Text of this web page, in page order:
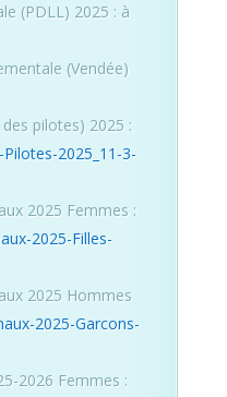
(PDLL) 2025 : à
(Vendée)
pilotes) 2025 :
2025_11-3-
2025 Femmes :
2025-Filles-
2025 Hommes
2025-Garcons-
2026 Femmes :